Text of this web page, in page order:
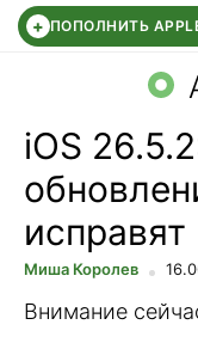
+ ПОПОЛНИТЬ
СБЕР КИДС
iOS
исправят
Миша Королев
Внимание